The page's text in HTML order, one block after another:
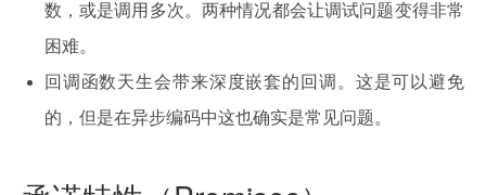
数，或是调用多次。两种情况都会让调试问题变得非常
困难。
回调函数天生会带来深度嵌套的回调。这是可以避免
的，但是在异步编码中这也确实是常见问题。